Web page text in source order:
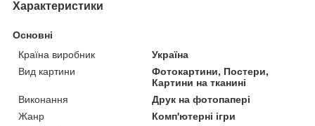
Характеристики
Основні
Країна виробник
Україна
Вид картини
Фотокартини, Постери,
Картини на тканині
Виконання
Друк на фотопапері
Жанр
Комп'ютерні ігри